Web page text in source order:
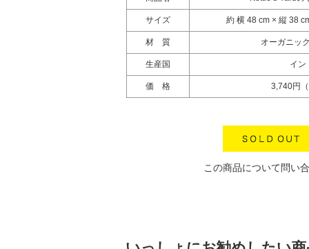
サイズ 約 横 48 cm × 縦 38
材 質 オーガニッ
生産国 イン
価 格 3,740円
この商品について問い